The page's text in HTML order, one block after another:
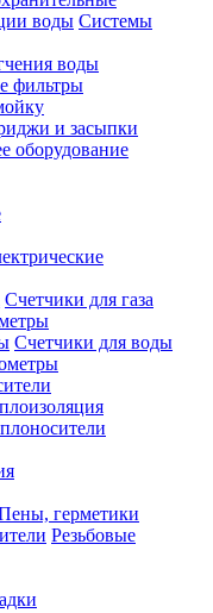
Системы
воды
фильтры
и засыпки
оборудование
Счетчики для газа
Счетчики для воды
герметики
Резьбовые